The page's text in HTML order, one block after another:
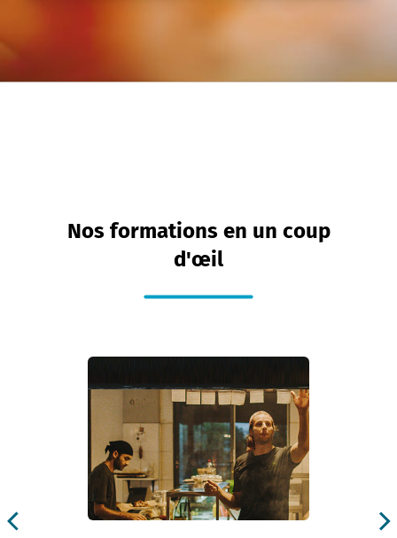
Nos formations en un coup
d'œil